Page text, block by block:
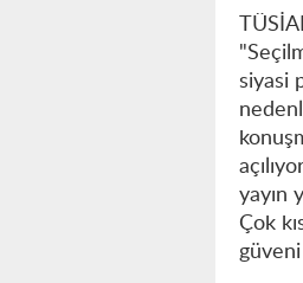
siyasi
yayın
Çok
güveni